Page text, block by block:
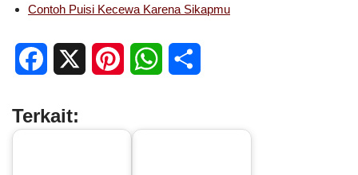
Contoh Puisi Kecewa Karena Sikapmu
c
Terkait: